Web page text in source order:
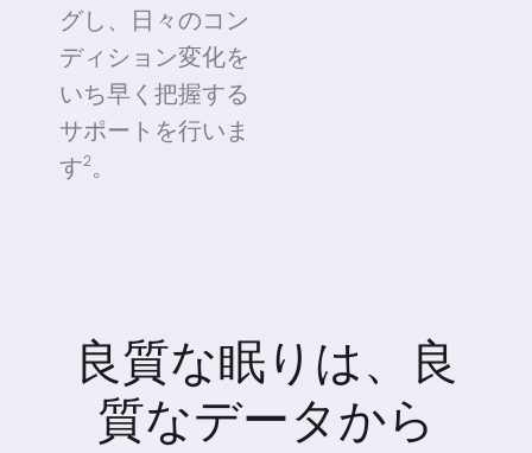
グし、日々のコン
ディション変化を
いち早く把握する
サポートを行いま
す⁠2。
良質な眠りは、良
質なデータから